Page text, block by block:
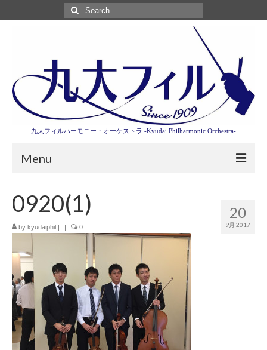
Search
for:
九大フィルハーモニー・オーケストラ -Kyudai Philharmonic Orchestra-
Menu
演奏会情報
卒業記念演奏会2027
九大フィルとは
九大フィルの歴史
ご寄付のお願い
演奏会の歴史
20
9月 2017
0920(1)
by kyudaiphil 0